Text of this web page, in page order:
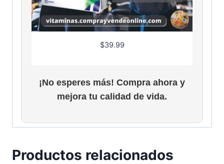
$39.99
¡No esperes más! Compra ahora y
mejora tu calidad de vida.
Productos relacionados